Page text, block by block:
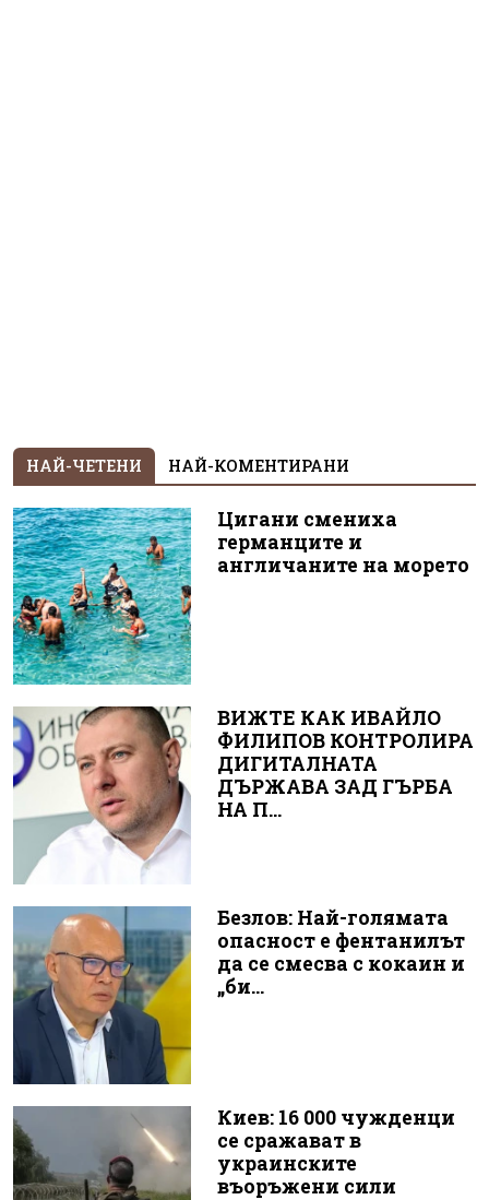
НАЙ-ЧЕТЕНИ НАЙ-КОМЕНТИРАНИ
Цигани смениха
германците и
англичаните на морето
ВИЖТЕ КАК ИВАЙЛО
ФИЛИПОВ КОНТРОЛИРА
ДИГИТАЛНАТА
ДЪРЖАВА ЗАД ГЪРБА
НА П...
Безлов: Най-голямата
опасност е фентанилът
да се смесва с кокаин и
„би...
Киев: 16 000 чужденци
се сражават в
украинските
въоръжени сили